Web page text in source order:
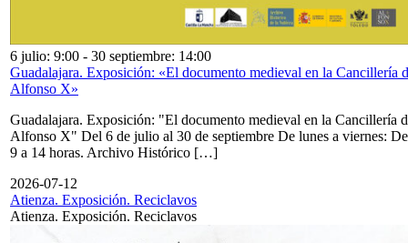
6 julio: 9:00 - 30 septiembre: 14:00
Guadalajara. Exposición: «El documento medieval en la Cancillería
Alfonso X»
Guadalajara. Exposición: "El documento medieval en la Cancillería
Alfonso X" Del 6 de julio al 30 de septiembre De lunes a viernes: De
9 a 14 horas. Archivo Histórico […]
2026-07-12
Atienza. Exposición. Reciclavos
Atienza. Exposición. Reciclavos